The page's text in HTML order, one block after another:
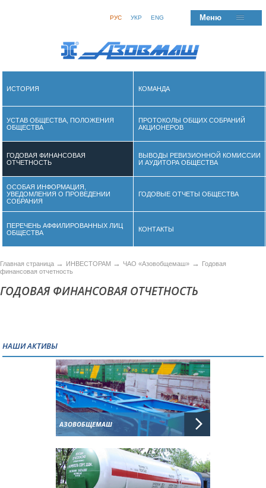
РУС УКР ENG Меню
ИСТОРИЯ КОМАНДА
УСТАВ ОБЩЕСТВА, ПОЛОЖЕНИЯ
ОБЩЕСТВА
ПРОТОКОЛЫ ОБЩИХ СОБРАНИЙ
АКЦИОНЕРОВ
ГОДОВАЯ ФИНАНСОВАЯ
ОТЧЕТНОСТЬ
ВЫВОДЫ РЕВИЗИОННОЙ КОМИССИИ
И АУДИТОРА ОБЩЕСТВА
ОСОБАЯ ИНФОРМАЦИЯ,
УВЕДОМЛЕНИЯ О ПРОВЕДЕНИИ
СОБРАНИЯ
ГОДОВЫЕ ОТЧЕТЫ ОБЩЕСТВА
ПЕРЕЧЕНЬ АФФИЛИРОВАННЫХ ЛИЦ
ОБЩЕСТВА
КОНТАКТЫ
Главная страница → ИНВЕСТОРАМ → ЧАО «Азовобщемаш» →
Годовая
финансовая отчетность
ГОДОВАЯ ФИНАНСОВАЯ ОТЧЕТНОСТЬ
НАШИ АКТИВЫ
АЗОВОБЩЕМАШ